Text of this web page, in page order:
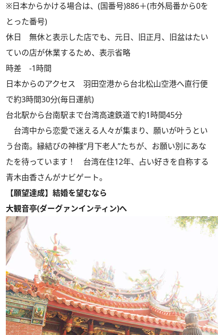
※日本からかける場合は、(国番号)886＋(市外局番から0を
とった番号)
休日 無休と表示した店でも、元日、旧正月、旧盆はたい
ていの店が休業するため、表示省略
時差 -1時間
日本からのアクセス 羽田空港から台北松山空港へ直行便
で約3時間30分(毎日運航)
台北駅から台南駅まで台湾高速鉄道で約1時間45分
台湾中から恋愛で迷える人々が集まり、願いが叶うとい
う台南。縁結びの神様“月下老人”たちが、お願い別にあな
たを待っています！ 台湾在住12年、占い好きを自称する
青木由香さんがナビゲート。
【願望達成】結婚を望むなら
大観音亭(ダーグァンインティン)へ